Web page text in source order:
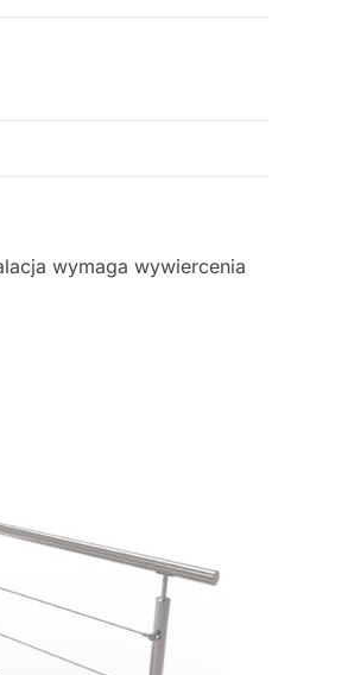
wymaga wywiercenia